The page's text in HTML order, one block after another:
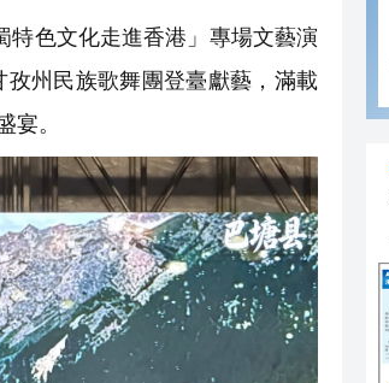
特色文化走進香港」專場文藝演
州民族歌舞團登臺獻藝，滿載
宴。